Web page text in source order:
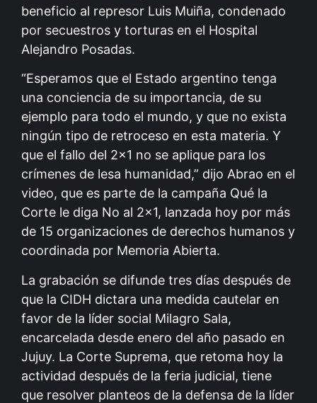
beneficio al represor Luis Muiña, condenado
por secuestros y torturas en el Hospital
Alejandro Posadas.
“Esperamos que el Estado argentino tenga
una conciencia de su importancia, de su
ejemplo para todo el mundo, y que no exista
ningún tipo de retroceso en esta materia. Y
que el fallo del 2×1 no se aplique para los
crímenes de lesa humanidad,” dijo Abrao en el
video, que es parte de la campaña Qué la
Corte le diga No al 2×1, lanzada hoy por más
de 15 organizaciones de derechos humanos y
coordinada por Memoria Abierta.
La grabación se difunde tres días después de
que la CIDH dictara una medida cautelar en
favor de la líder social Milagro Sala,
encarcelada desde enero del año pasado en
Jujuy. La Corte Suprema, que retoma hoy la
actividad después de la feria judicial, tiene
que resolver planteos de la defensa de la líder